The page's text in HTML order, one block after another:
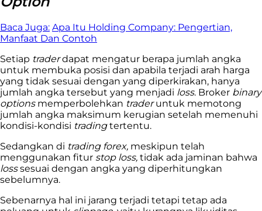
Baca Juga: Apa Itu Holding Company: Pengertian,
Manfaat Dan Contoh
Setiap traderdapat mengatur berapa jumlah angka
untuk membuka posisi dan apabila terjadi arah harga
yang tidak sesuai dengan yang diperkirakan, hanya
jumlah angka tersebut yang menjadi loss. Broker binary
options memperbolehkan traderuntuk memotong
jumlah angka maksimum kerugian setelah memenuhi
kondisi-kondisi tradingtertentu.
Sedangkan di trading forex, meskipun telah
menggunakan fitur stop loss, tidak ada jaminan bahwa
losssesuai dengan angka yang diperhitungkan
sebelumnya.
Sebenarnya hal ini jarang terjadi tetapi tetap ada